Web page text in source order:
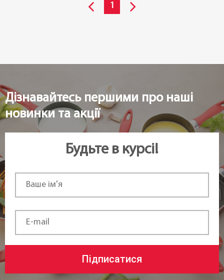
1
Дізнавайтесь першими про наші
новинки та акції
Будьте в курсі!
Підписатися